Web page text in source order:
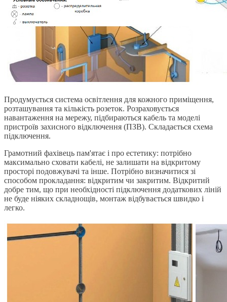
Продумується система освітлення для кожного приміщення,
розташування та кількість розеток. Розраховується
навантаження на мережу, підбираються кабель та моделі
пристроїв захисного відключення (ПЗВ). Складається схема
підключення.
Грамотний фахівець пам'ятає і про естетику: потрібно
максимально сховати кабелі, не залишати на відкритому
просторі подовжувачі та інше. Потрібно визначитися зі
способом прокладання: відкритим чи закритим. Відкритий
добре тим, що при необхідності підключення додаткових ліній
не буде ніяких складнощів, монтаж відбувається швидко і
легко.